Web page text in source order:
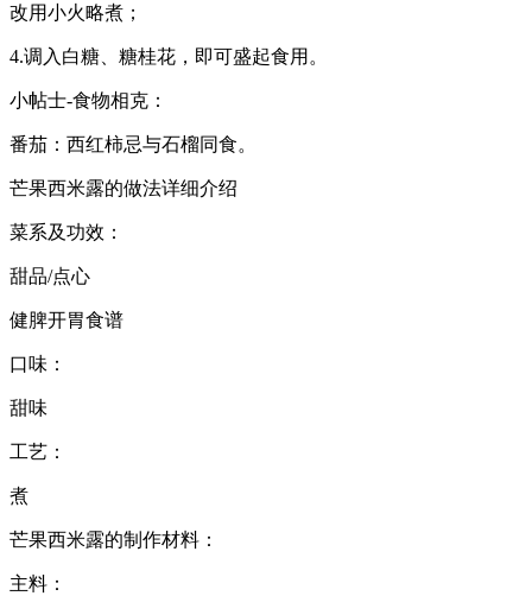
改用小火略煮；
4.调入白糖、糖桂花，即可盛起食用。
小帖士-食物相克：
番茄：西红柿忌与石榴同食。
芒果西米露的做法详细介绍
菜系及功效：
甜品/点心
健脾开胃食谱
口味：
甜味
工艺：
煮
芒果西米露的制作材料：
主料：